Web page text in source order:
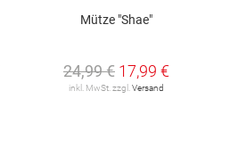
Mütze "Shae"
24,99 € 17,99 €
inkl. MwSt. zzgl. Versand